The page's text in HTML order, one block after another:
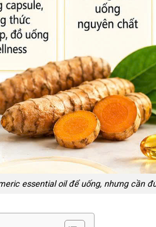
essential oil để uống, nhưng cần